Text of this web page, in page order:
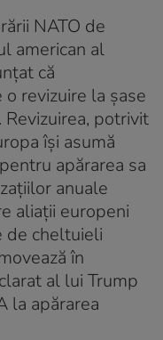
NATO de
american al
că
revizuire la șase
Revizuirea, potrivit
își asumă
apărarea sa
anuale
aliații europeni
de cheltuieli
în
al lui Trump
la apărarea